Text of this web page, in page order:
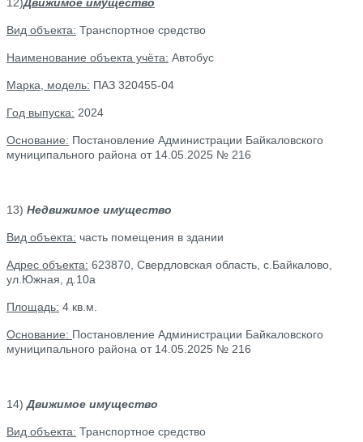
Вид объекта: Транспортное средство
Наименование объекта учёта: Автобус
Марка, модель: ПАЗ 320455-04
Год выпуска: 2024
Основание: Постановление Администрации Байкаловского
муниципального района от 14.05.2025 № 216
13) Недвижимое имущество
Вид объекта: часть помещения в здании
Адрес объекта: 623870, Свердловская область, с.Байкалово,
ул.Южная, д.10а
Площадь: 4 кв.м.
Основание: Постановление Администрации Байкаловского
муниципального района от 14.05.2025 № 216
14) Движимое имущество
Вид объекта: Транспортное средство